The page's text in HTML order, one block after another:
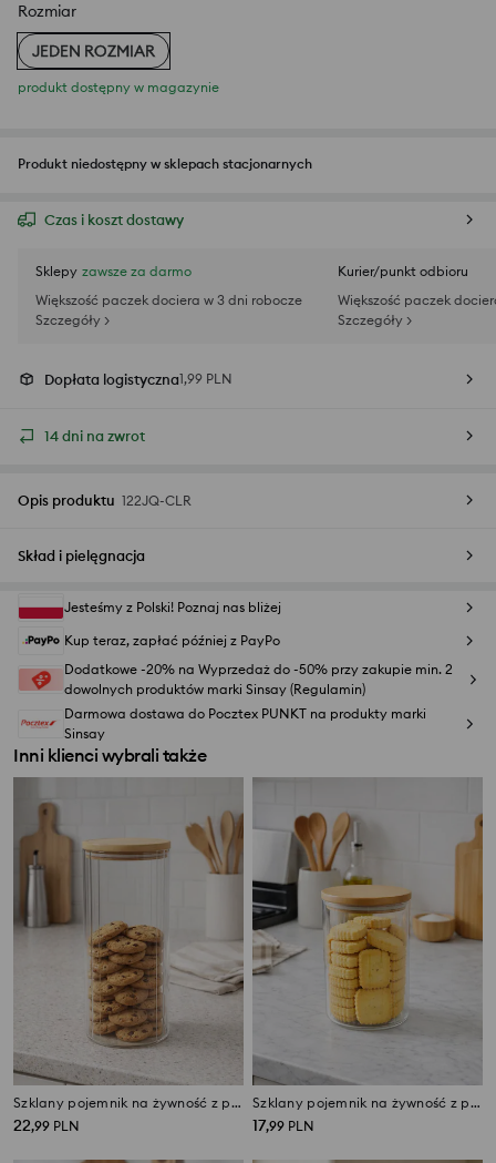
Rozmiar
JEDEN ROZMIAR
produkt dostępny w magazynie
Produkt niedostępny w sklepach stacjonarnych
Czas i koszt dostawy
Sklepy zawsze za darmo
Większość paczek dociera w 3 dni robocze
Szczegóły >
Kurier/punkt odbioru
Większość paczek
Szczegóły >
Dopłata logistyczna1,99 PLN
14 dni na zwrot
Opis produktu 122JQ-CLR
Skład i pielęgnacja
Jesteśmy z Polski! Poznaj nas bliżej
Kup teraz, zapłać później z PayPo
Dodatkowe -20% na Wyprzedaż do -50% przy zakupie min. 2
dowolnych produktów marki Sinsay (Regulamin)
Darmowa dostawa do Pocztex PUNKT na produkty marki
Sinsay
Inni klienci wybrali także
Szklany pojemnik na żywność z pokrywką
22,99 PLN
Szklany pojemnik na żywność z pokrywką
17,99 PLN